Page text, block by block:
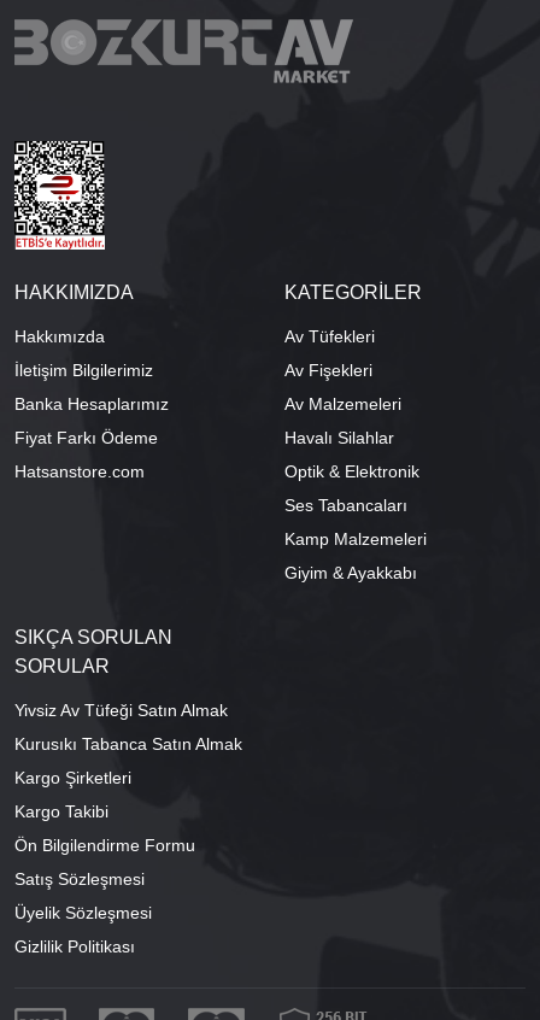
HAKKIMIZDA
Hakkımızda
İletişim Bilgilerimiz
Banka Hesaplarımız
Fiyat Farkı Ödeme
Hatsanstore.com
KATEGORİLER
Av Tüfekleri
Av Fişekleri
Av Malzemeleri
Havalı Silahlar
Optik & Elektronik
Ses Tabancaları
Kamp Malzemeleri
Giyim & Ayakkabı
SIKÇA SORULAN
SORULAR
Yivsiz Av Tüfeği Satın Almak
Kurusıkı Tabanca Satın Almak
Kargo Şirketleri
Kargo Takibi
Ön Bilgilendirme Formu
Satış Sözleşmesi
Üyelik Sözleşmesi
Gizlilik Politikası